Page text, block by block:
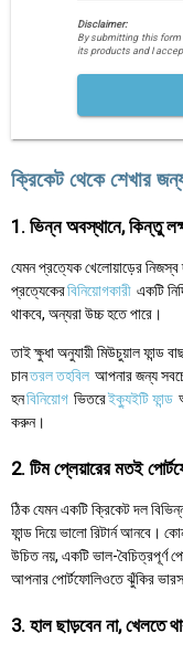
Disclaimer:
By submitting this
its products and I
ক্রিকেট থেকে শেখার
1. ভিন্ন অবস্থানে, কিন্তু
যেমন প্রত্যেক খেলোয়াড়ের
প্রত্যেকেরবিনিয়োগকারী একটি
থাকবে, অন্যরা উচ্চ হতে পারে।
তাই ক্ষুধা অনুযায়ী মিউচুয়াল ফান্ড
চানতরল তহবিল আপনার জন্য
হনবিনিয়োগ ভিতরেইক্যুইটি ফান্ড
করুন।
2. টিম প্লেয়ারের মতই
ঠিক যেমন একটি ক্রিকেট দল
ফান্ড দিয়ে ভালো রিটার্ন আনবে।
উচিত নয়, একটি ভাল-বৈচিত্রপূর্ণ
আপনার পোর্টফোলিওতে ঝুঁকির
3. হাল ছাড়বেন না, খেলতে